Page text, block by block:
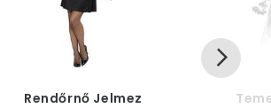
Rendőrnő Jelmez